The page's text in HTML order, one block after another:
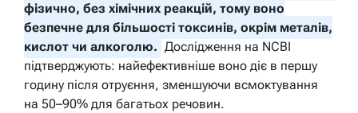
фізично, без хімічних реакцій, тому воно
безпечне для більшості токсинів, окрім металів,
кислот чи алкоголю. Дослідження на NCBI
підтверджують: найефективніше воно діє в першу
годину після отруєння, зменшуючи всмоктування
на 50–90% для багатьох речовин.